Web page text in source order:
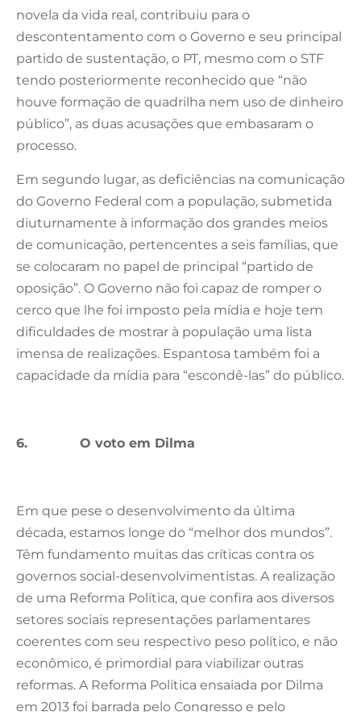
novela da vida real, contribuiu para o
descontentamento com o Governo e seu principal
partido de sustentação, o PT, mesmo com o STF
tendo posteriormente reconhecido que “não
houve formação de quadrilha nem uso de dinheiro
público”, as duas acusações que embasaram o
processo.
Em segundo lugar, as deficiências na comunicação
do Governo Federal com a população, submetida
diuturnamente à informação dos grandes meios
de comunicação, pertencentes a seis famílias, que
se colocaram no papel de principal “partido de
oposição”. O Governo não foi capaz de romper o
cerco que lhe foi imposto pela mídia e hoje tem
dificuldades de mostrar à população uma lista
imensa de realizações. Espantosa também foi a
capacidade da mídia para “escondê-las” do público.
6. O voto em Dilma
Em que pese o desenvolvimento da última
década, estamos longe do “melhor dos mundos”.
Têm fundamento muitas das críticas contra os
governos social-desenvolvimentistas. A realização
de uma Reforma Política, que confira aos diversos
setores sociais representações parlamentares
coerentes com seu respectivo peso político, e não
econômico, é primordial para viabilizar outras
reformas. A Reforma Política ensaiada por Dilma
em 2013 foi barrada pelo Congresso e pelo